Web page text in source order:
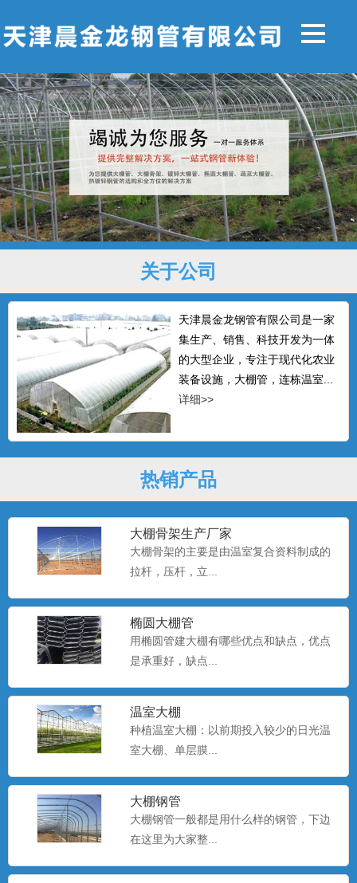
关于公司
天津晨金龙钢管有限公司是一家
集生产、销售、科技开发为一体
的大型企业，专注于现代化农业
装备设施，大棚管，连栋温室...
详细>>
热销产品
大棚骨架生产厂家
大棚骨架的主要是由温室复合资料制成的
拉杆，压杆，立...
椭圆大棚管
用椭圆管建大棚有哪些优点和缺点，优点
是承重好，缺点...
温室大棚
种植温室大棚：以前期投入较少的日光温
室大棚、单层膜...
大棚钢管
大棚钢管一般都是用什么样的钢管，下边
在这里为大家整...
种植大棚厂家现货
科学的种植方式。...
大棚种植是一种种植技术，该技术是一种